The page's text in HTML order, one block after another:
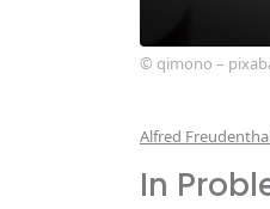
© qimono –
Alfred
In